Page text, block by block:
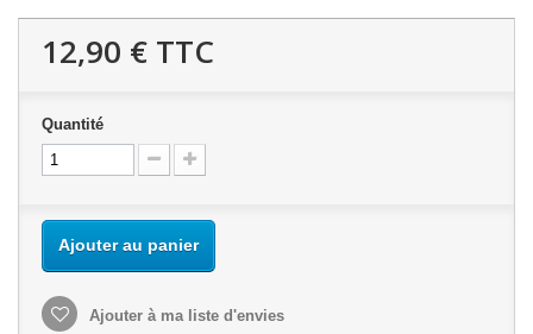
12,90 € TTC
Quantité
Ajouter au panier
Ajouter à ma liste d'envies